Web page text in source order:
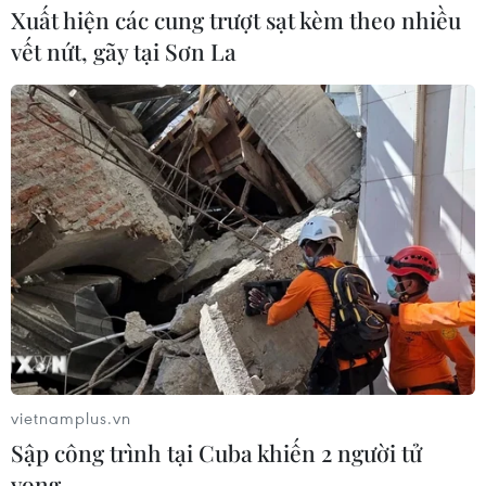
Từ ngày 9/8, cảnh báo nắng nóng
diện rộng ở khu vực Bắc Bộ và Trung
Bộ
07/08/2026 08:58
Từ Quảng Ninh đến Quảng Trị chủ
động ứng phó với áp thấp nhiệt đới
07/08/2026 08:21
Hạn hán nghiêm trọng đe dọa "huyết
mạch" kinh tế châu Âu
07/08/2026 07:58
Xuất hiện các cung trượt sạt kèm theo nhiều
vết nứt, gãy tại Sơn La
vietnamplus.vn
Sập công trình tại Cuba khiến 2 người tử